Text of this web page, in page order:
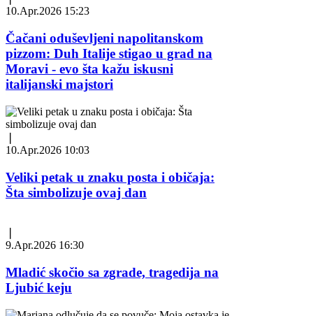
10.Apr.2026 15:23
Čačani oduševljeni napolitanskom
pizzom: Duh Italije stigao u grad na
Moravi - evo šta kažu iskusni
italijanski majstori
10.Apr.2026 10:03
Veliki petak u znaku posta i običaja:
Šta simbolizuje ovaj dan
9.Apr.2026 16:30
Mladić skočio sa zgrade, tragedija na
Ljubić keju